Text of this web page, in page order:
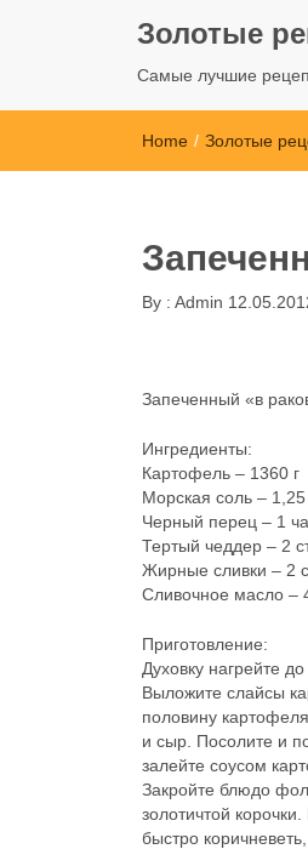
Золотые
Самые лучшие
Home / Золотые
By : Admin
Запеченный «в
Ингредиенты:
Картофель – 1360 г
Морская соль –
Черный перец – 1
Тертый чеддер – 2
Жирные сливки – 2
Сливочное масло –
Приготовление:
Духовку нагрейте
Выложите слайсы
половину
и сыр. Посолите и
залейте соусом
Закройте блюдо
золотичтой
быстро